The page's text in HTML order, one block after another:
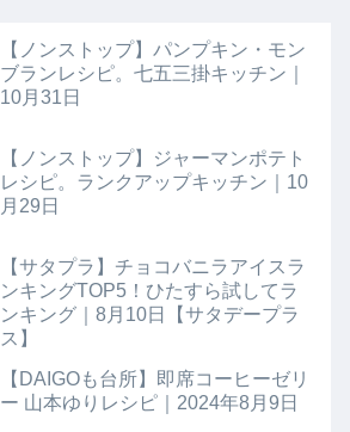
【ノンストップ】パンプキン・モン
ブランレシピ。七五三掛キッチン｜
10月31日
【ノンストップ】ジャーマンポテト
レシピ。ランクアップキッチン｜10
月29日
【サタプラ】チョコバニラアイスラ
ンキングTOP5！ひたすら試してラ
ンキング｜8月10日【サタデープラ
ス】
【DAIGOも台所】即席コーヒーゼリ
ー 山本ゆりレシピ｜2024年8月9日